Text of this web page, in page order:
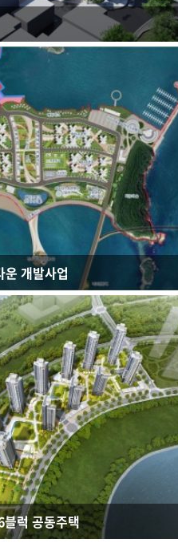
연면적 : 46,303㎡
규모 : B6~7F
시설, 근린생활시설, 운동시설
적 : 388,550.47㎡
규모 : B4F - 44F
축용도 : 복합시설
개발사업
럭 공동주택